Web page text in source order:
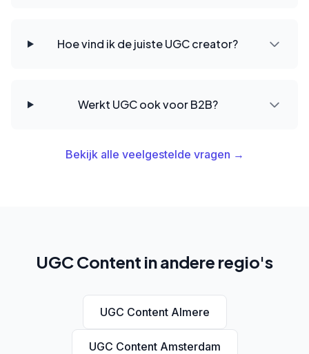
Hoe vind ik de juiste UGC creator?
Werkt UGC ook voor B2B?
Bekijk alle veelgestelde vragen →
UGC Content in andere regio's
UGC Content Almere
UGC Content Amsterdam